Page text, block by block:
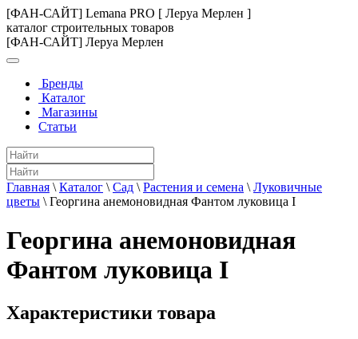
[ФАН-САЙТ] Lemana PRO [ Леруа Мерлен ]
каталог строительных товаров
[ФАН-САЙТ] Леруа Мерлен
Бренды
Каталог
Магазины
Статьи
Главная \ Каталог \ Сад \ Растения и семена \ Луковичные
цветы \ Георгина анемоновидная Фантом луковица I
Георгина анемоновидная
Фантом луковица I
Характеристики товара